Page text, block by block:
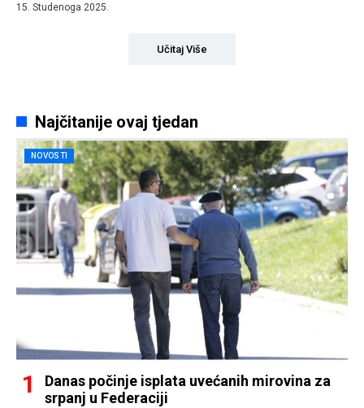
15. Studenoga 2025.
Učitaj Više
Najčitanije ovaj tjedan
NOVOSTI
Danas počinje isplata uvećanih mirovina za
srpanj u Federaciji